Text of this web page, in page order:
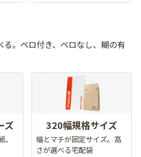
。ベロ付き、ベロなし、糊の有
ズ 320幅規格サイズ
幅とマチが固定サイズ。高
さが選べる宅配袋